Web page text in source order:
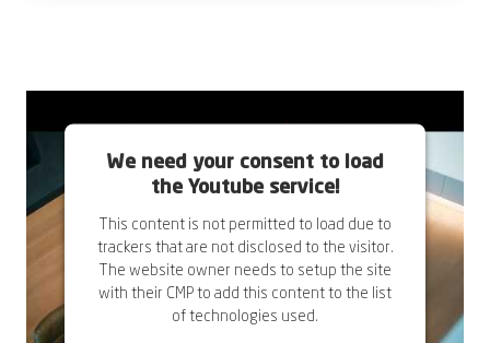
We need your consent to load
the Youtube service!
This content is not permitted to load due to
trackers that are not disclosed to the visitor.
The website owner needs to setup the site
with their CMP to add this content to the list
of technologies used.